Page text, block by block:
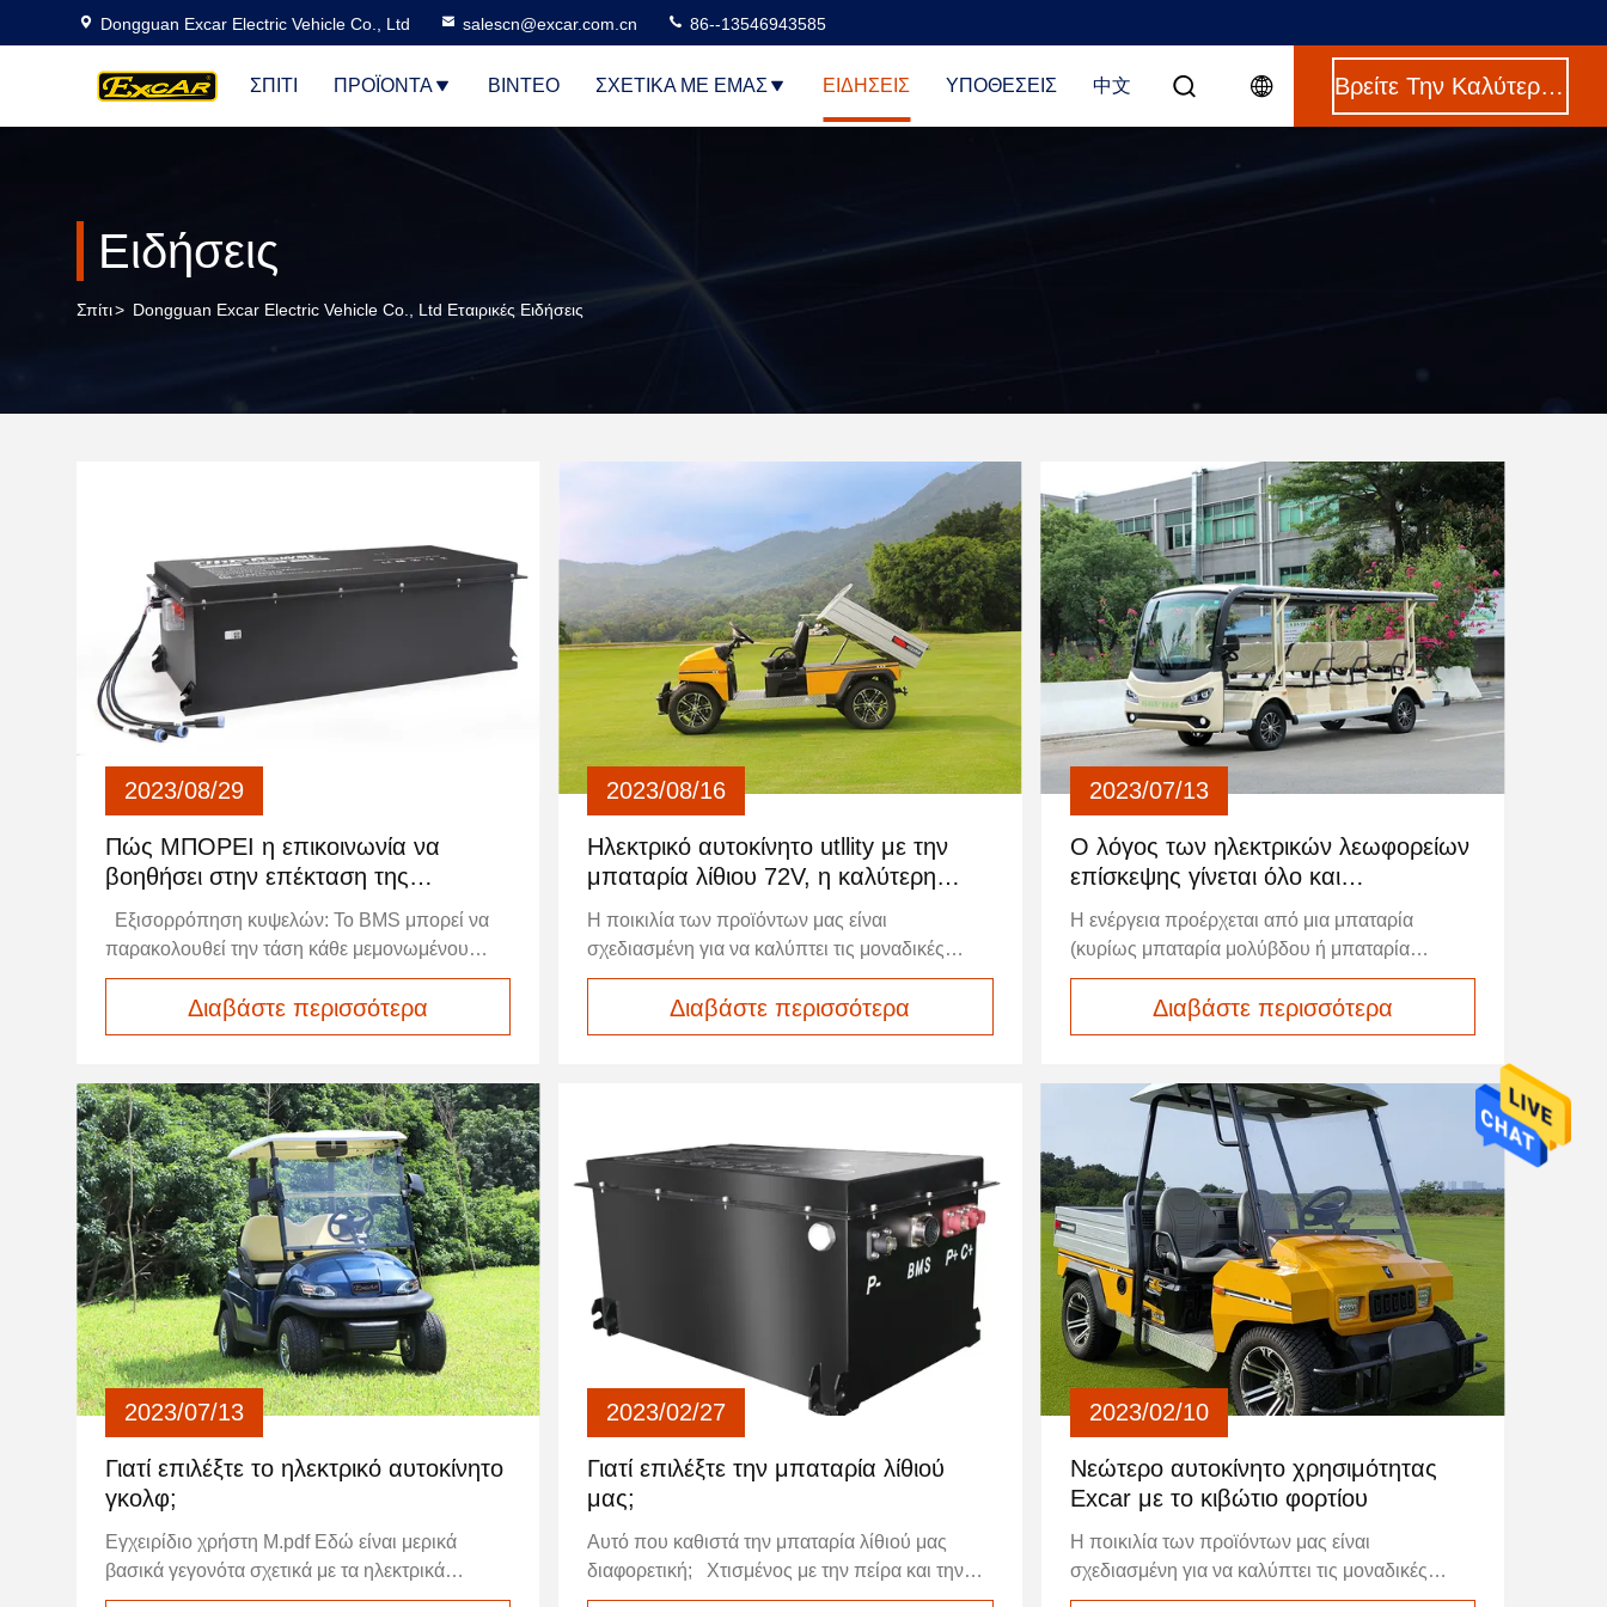
Dongguan Excar Electric Vehicle Co., Ltd salescn@excar.com.cn 86--13546943585
ΣΠΊΤΙ ΠΡΟΪΌΝΤΑ ΒΊΝΤΕΟ ΣΧΕΤΙΚΆ ΜΕ ΕΜΆΣ ΕΙΔΉΣΕΙΣ ΥΠΟΘΈΣΕΙΣ 中文 Βρείτε Την Καλύτερη Τιμή
Ειδήσεις
Σπίτι> Dongguan Excar Electric Vehicle Co., Ltd Εταιρικές Ειδήσεις
2023/08/29
Πώς ΜΠΟΡΕΙ η επικοινωνία να
βοηθήσει στην επέκταση της
διάρκειας ζωής μπαταρίας;
παρακολουθεί την τάση κάθε μεμονωμένου
κυψελού σε ένα πακέτο μπαταριών και να
λαμβάνει μέτρα εξισορρόπησης για να
αποτρέψει την υποφόρτιση ασθενέστερων
κυψελών.Αυτό ελαχιστοποιεί την ανισορροπία
και την υποβάθμιση των κυττάρων. Έλεγχος της
φόρτισης: Με την παρακολούθηση της
θερμοκρασίας και της τάσης του κυττάρου, το
BMS μπορεί να ελέγξει με ακρίβεια τη
διαδικασία φόρτισης, τερματίζοντας την φόρτιση
ακριβώς στο σωστό σημείο.Αυτό αποτρέπει την
υπερφόρτιση και την επικάλυψη με λίθιο, το
οποίο υποβαθμίζει τις μπαταρίες.
Διαβάστε περισσότερα
2023/08/16
Ηλεκτρικό αυτοκίνητο utllity με την
μπαταρία λίθιου 72V, η καλύτερη
επιλογή για το γήπεδο του γκολφ
σας.
Η ποικιλία των προϊόντων μας είναι
σχεδιασμένη για να καλύπτει τις μοναδικές
ανάγκες όλων των καταναλωτών.προσφέρουμε
επιλογές που θα ξεπεράσουν τις προσδοκίες
σας, καθιστώντας την εμπειρία αγορών σας
Διαβάστε περισσότερα
2023/07/13
Ο λόγος των ηλεκτρικών λεωφορείων
επίσκεψης γίνεται όλο και
περισσότερο δημοφιλής
Η ενέργεια προέρχεται από μια μπαταρία
(κυρίως μπαταρία μολύβδου ή μπαταρία
λιθίου), η οποία κινεί τους τροχούς μέσω ενός
αποστάσεις τουριστικής κυκλοφορίας σε πάρκα,
άλλες περιοχές. Τα πλεονεκτήματα είναι η
προστασία του περιβάλλοντος, η φορητότητα
και το χαμηλό κόστος χρήσης.βελτίωση της
ποιότητας του αέρα στα τουριστικά αξιοθέατα,
και την προώθηση του βιώσιμου τουρισμού.
Διαβάστε περισσότερα
2023/07/13
Γιατί επιλέξτε το ηλεκτρικό αυτοκίνητο
γκολφ;
Εγχειρίδιο χρήστη M.pdf Εδώ είναι μερικά
βασικά γεγονότα σχετικά με τα ηλεκτρικά
αυτοκίνητα γκολφ: Τα ηλεκτρικά αυτοκίνητα
2023/02/27
Γιατί επιλέξτε την μπαταρία λίθιού
μας;
Αυτό που καθιστά την μπαταρία λίθιού μας
διαφορετική; Χτισμένος με την πείρα και την
unmatchable εμπειρία. Υπερηφανευόμαστε της
2023/02/10
Νεώτερο αυτοκίνητο χρησιμότητας
Excar με το κιβώτιο φορτίου
Η ποικιλία των προϊόντων μας είναι
σχεδιασμένη για να καλύπτει τις μοναδικές
ανάγκες όλων των καταναλωτών.προσφέρουμε